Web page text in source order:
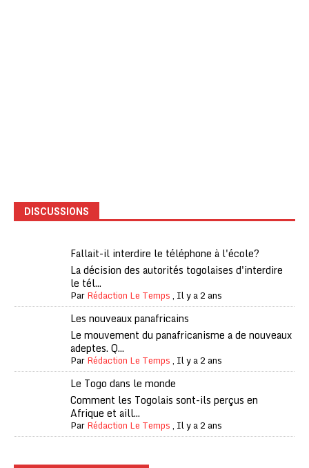
DISCUSSIONS
Fallait-il interdire le téléphone à l'école?
La décision des autorités togolaises d'interdire
le tél...
ParRédaction Le Temps, Il y a 2 ans
Les nouveaux panafricains
Le mouvement du panafricanisme a de nouveaux
adeptes. Q...
ParRédaction Le Temps, Il y a 2 ans
Le Togo dans le monde
Comment les Togolais sont-ils perçus en
Afrique et aill...
ParRédaction Le Temps, Il y a 2 ans